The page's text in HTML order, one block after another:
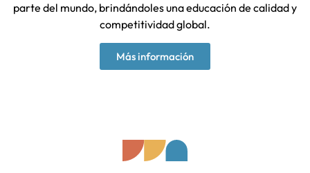
parte del mundo, brindándoles una educación de calidad y
competitividad global.
Más información